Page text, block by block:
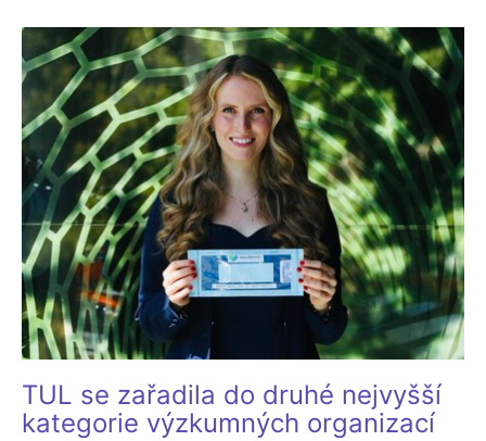
TUL se zařadila do druhé nejvyšší
kategorie výzkumných organizací